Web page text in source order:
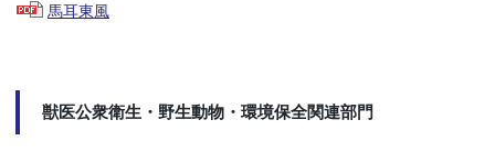
馬耳東風
獣医公衆衛生・野生動物・環境保全関連部門